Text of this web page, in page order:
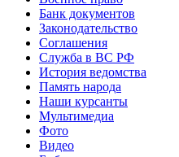
Банк документов
Законодательство
Соглашения
Служба в ВС РФ
История ведомства
Память народа
Наши курсанты
Мультимедиа
Фото
Видео